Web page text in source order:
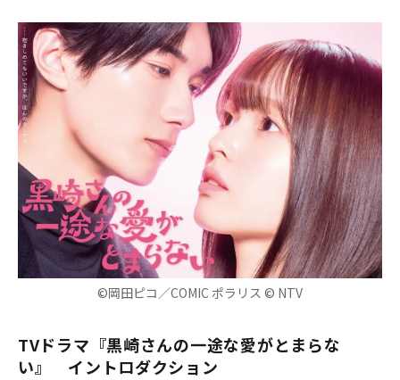
©岡田ピコ／COMIC ポラリス © NTV
TVドラマ『黒崎さんの一途な愛がとまらな
い』 イントロダクション